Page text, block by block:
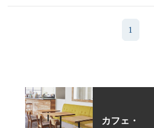
1
カフェ・